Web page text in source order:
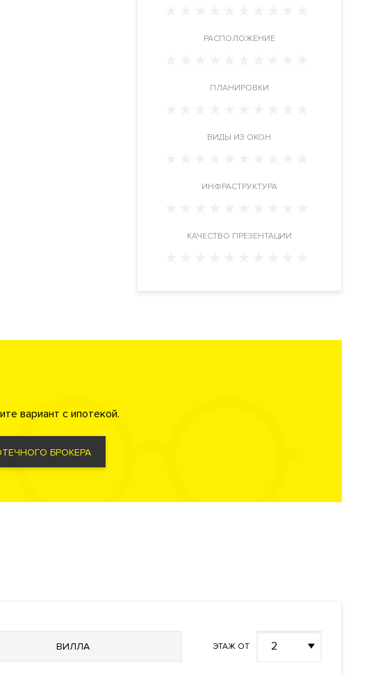
красиво в любое
РАСПОЛОЖЕНИЕ
ПЛАНИРОВКИ
ВИДЫ ИЗ ОКОН
ИНФРАСТРУКТУРА
КАЧЕСТВО ПРЕЗЕНТАЦИИ
вариант с ипотекой.
БРОКЕРА
ВИЛЛА ЭТАЖ ОТ 2